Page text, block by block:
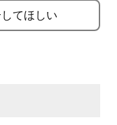
てほしい